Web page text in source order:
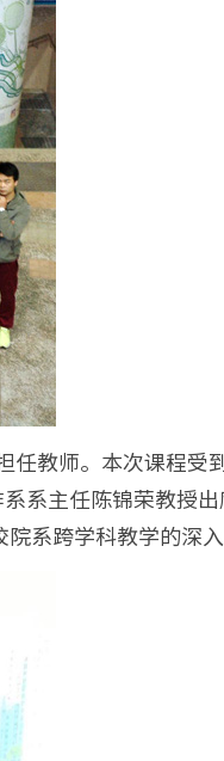
教师。本次课程受
系主任陈锦荣教授
系跨学科教学的深入